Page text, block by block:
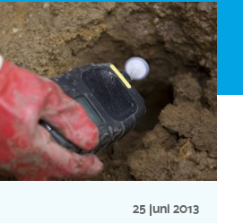
25 juni 2013